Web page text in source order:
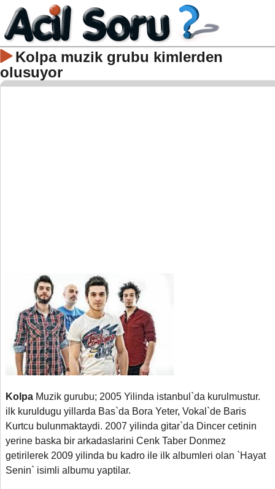
Kolpa muzik grubu kimlerden
olusuyor
Kolpa Muzik gurubu; 2005 Yilinda istanbul`da kurulmustur.
ilk kuruldugu yillarda Bas`da Bora Yeter, Vokal`de Baris
Kurtcu bulunmaktaydi. 2007 yilinda gitar`da Dincer cetinin
yerine baska bir arkadaslarini Cenk Taber Donmez
getirilerek 2009 yilinda bu kadro ile ilk albumleri olan `Hayat
Senin` isimli albumu yaptilar.